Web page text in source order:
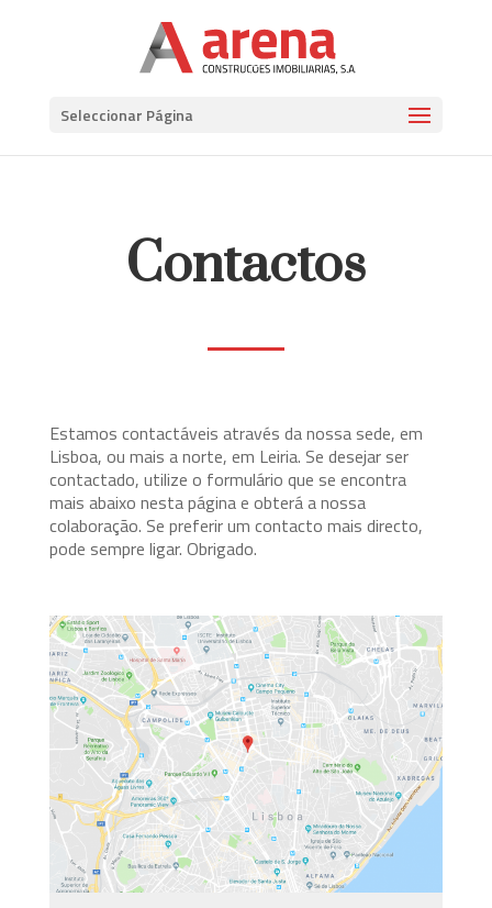
Seleccionar Página
Contactos
Estamos contactáveis através da nossa sede, em
Lisboa, ou mais a norte, em Leiria. Se desejar ser
contactado, utilize o formulário que se encontra
mais abaixo nesta página e obterá a nossa
colaboração. Se preferir um contacto mais directo,
pode sempre ligar. Obrigado.